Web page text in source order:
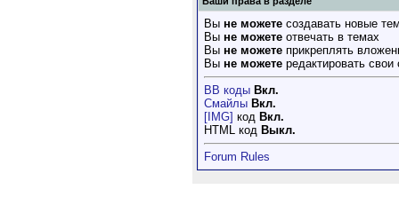
Вы не можете создавать новые
Вы не можете отвечать в темах
Вы не можете прикреплять
Вы не можете редактировать
BB коды Вкл.
Смайлы Вкл.
[IMG] код Вкл.
HTML код Выкл.
Forum Rules